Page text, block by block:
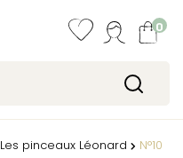
0
Les pinceaux Léonard
N°10